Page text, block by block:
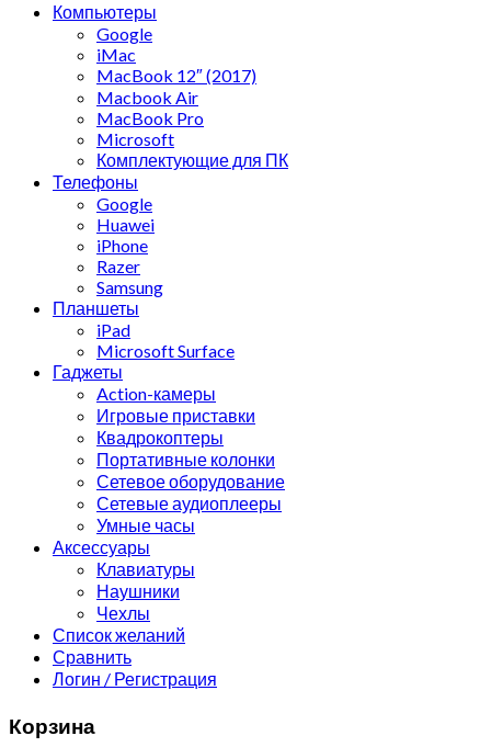
Компьютеры
Google
iMac
MacBook 12″ (2017)
Macbook Air
MacBook Pro
Microsoft
Комплектующие для ПК
Телефоны
Google
Huawei
iPhone
Razer
Samsung
Планшеты
iPad
Microsoft Surface
Гаджеты
Action-камеры
Игровые приставки
Квадрокоптеры
Портативные колонки
Сетевое оборудование
Сетевые аудиоплееры
Умные часы
Аксессуары
Клавиатуры
Наушники
Чехлы
Список желаний
Сравнить
Логин / Регистрация
Корзина